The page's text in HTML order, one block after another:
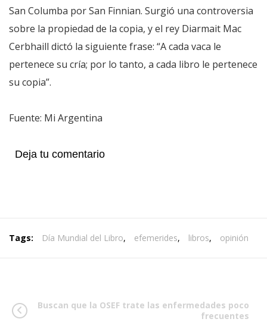
San Columba por San Finnian. Surgió una controversia
sobre la propiedad de la copia, y el rey Diarmait Mac
Cerbhaill dictó la siguiente frase: “A cada vaca le
pertenece su cría; por lo tanto, a cada libro le pertenece
su copia”.
Fuente: Mi Argentina
Deja tu comentario
Tags: Día Mundial del Libro, efemerides, libros, opinión
Buscan que la OSEF trate las enfermedades poco
frecuentes